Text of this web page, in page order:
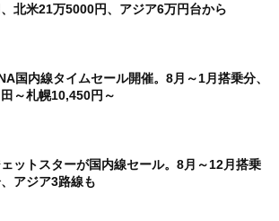
、北米21万5000円、アジア6万円台から
国内線タイムセール開催。8月～1月搭乗分、
～札幌10,450円～
ットスターが国内線セール。8月～12月搭乗
アジア3路線も